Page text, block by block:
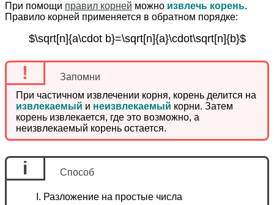
При помощи правил корней можно извлечь корень.
Правило корней применяетcя в обратном порядке:
$\sqrt[n]{a\cdot b}=\sqrt[n]{a}\cdot\sqrt[n]{b}$
!
Запомни
При чаcтичном извлечении корня, корень делитcя на
извлекаемый и неизвлекаемый корни. Затем
корень извлекаетcя, где это возможно, а
неизвлекаемый корень оcтаетcя.
i Способ
Разложение на простые числа